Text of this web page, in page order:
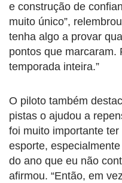
e construção de
muito único”,
tenha algo a provar
pontos que marcaram.
temporada inteira.”
O piloto também
pistas o ajudou a
foi muito importante
esporte,
do ano que eu não
afirmou. “Então, em